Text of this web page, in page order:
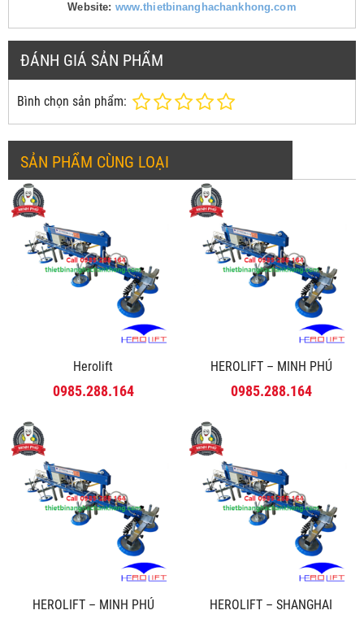
Website: www.thietbinanghachankhong.com
ĐÁNH GIÁ SẢN PHẨM
Bình chọn sản phẩm:
SẢN PHẨM CÙNG LOẠI
Herolift
0985.288.164
HEROLIFT – MINH PHÚ
0985.288.164
HEROLIFT – MINH PHÚ HEROLIFT – SHANGHAI